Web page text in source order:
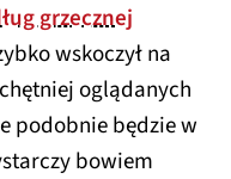
grzecznej
wskoczył na
oglądanych
podobnie będzie w
bowiem